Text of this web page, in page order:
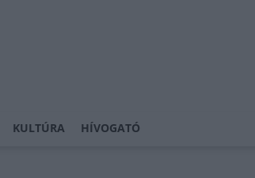
KULTÚRA HÍVOGATÓ